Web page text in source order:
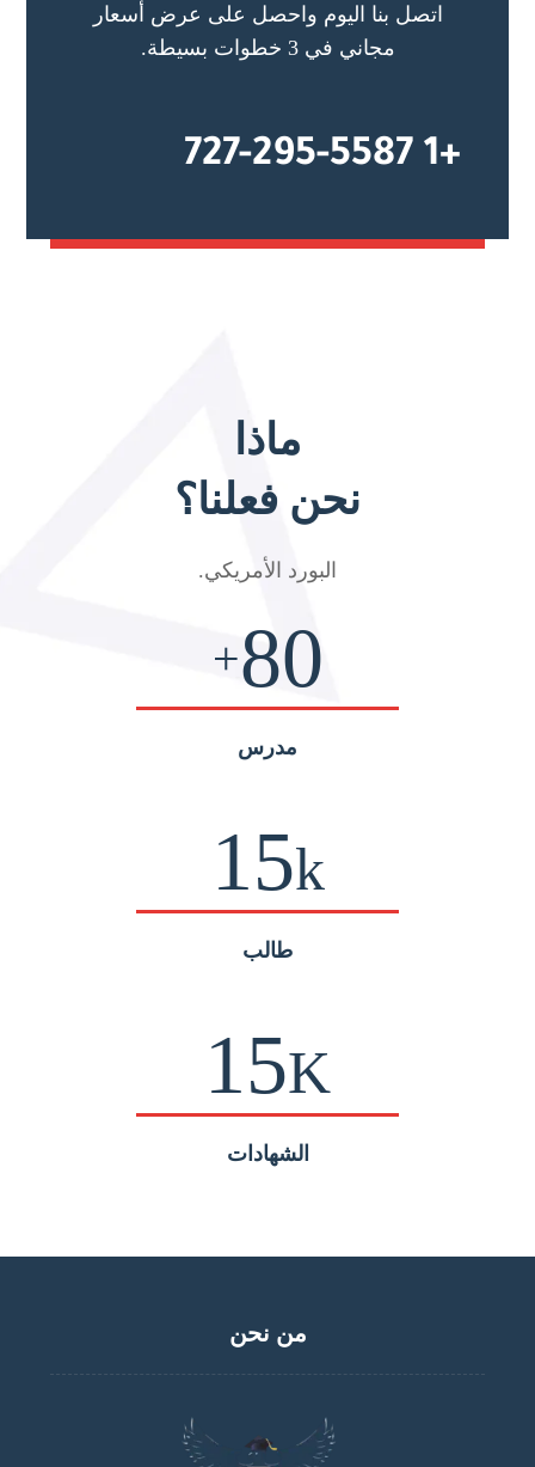
اتصل بنا اليوم واحصل على عرض أسعار
مجاني في 3 خطوات بسيطة.
+1 727-295-5587
ماذا
نحن فعلنا؟
البورد الأمريكي.
80
+
مدرس
15k
طالب
15K
الشهادات
من نحن